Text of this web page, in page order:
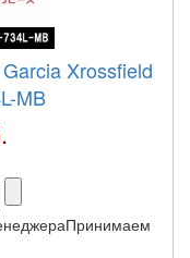
Xrossfield
MB